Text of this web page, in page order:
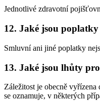
Jednotlivé zdravotní
12. Jaké jsou
Smluvní ani jiné poplatky
13. Jaké jsou lhůty
Záležitost je obecně
se oznamuje, v některých